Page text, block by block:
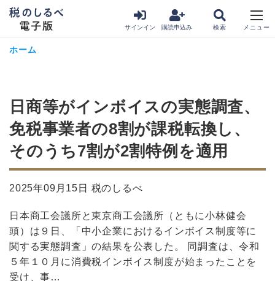
サインイン 購読申込み
ホーム
日商等がインボイスの実態調査、
免税事業者の8割が課税転換し、
そのうち7割が2割特例を適用
2025年09月15日 税のしるべ
日本商工会議所と東京商工会議所（ともに小林健会
頭）は９日、「中小企業におけるインボイス制度等に
関する実態調査」の結果を公表した。 同調査は、令和
５年１０月に消費税インボイス制度が始まったことを
受け、事…